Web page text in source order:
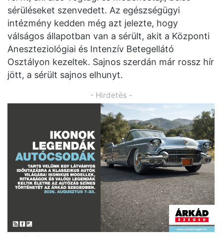
sérüléseket szenvedett. Az egészségügyi
intézmény kedden még azt jelezte, hogy
válságos állapotban van a sérült, akit a Központi
Aneszteziológiai és Intenzív Betegellátó
Osztályon kezeltek. Sajnos szerdán már rossz hír
jött, a sérült sajnos elhunyt.
- Hirdetés -